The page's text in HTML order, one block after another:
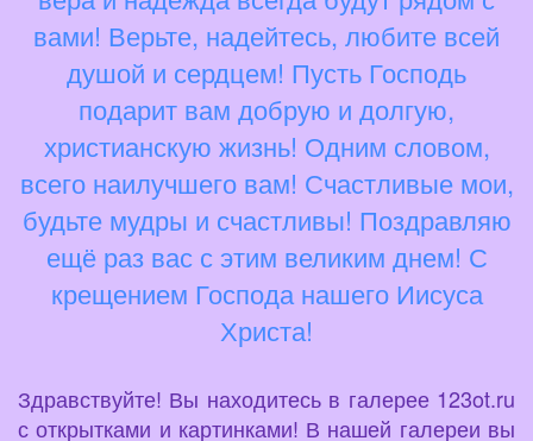
вами! Верьте, надейтесь, любите всей
душой и сердцем! Пусть Господь
подарит вам добрую и долгую,
христианскую жизнь! Одним словом,
всего наилучшего вам! Счастливые мои,
будьте мудры и счастливы! Поздравляю
ещё раз вас с этим великим днем! С
крещением Господа нашего Иисуса
Христа!
Здравствуйте! Вы находитесь в галерее 123ot.ru
с открытками и картинками! В нашей галереи вы